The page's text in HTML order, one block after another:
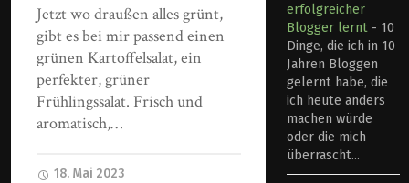
Jetzt wo draußen alles grünt,
gibt es bei mir passend einen
grünen Kartoffelsalat, ein
perfekter, grüner
Frühlingssalat. Frisch und
aromatisch,…
18. Mai 2023
erfolgreicher
Blogger lernt - 10
Dinge, die ich in 10
Jahren Bloggen
gelernt habe, die
ich heute anders
machen würde
oder die mich
überrascht...